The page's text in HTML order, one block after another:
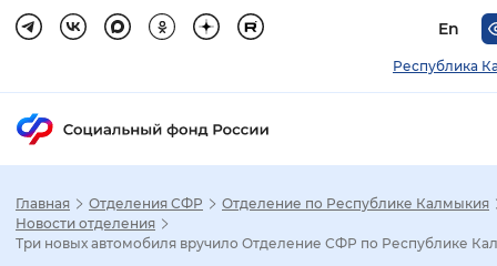
En
Республика
Главная Отделения СФР
Отделение по Республике Калмыкия
Новости отделения
Три новых автомобиля вручило Отделение СФР по Республике